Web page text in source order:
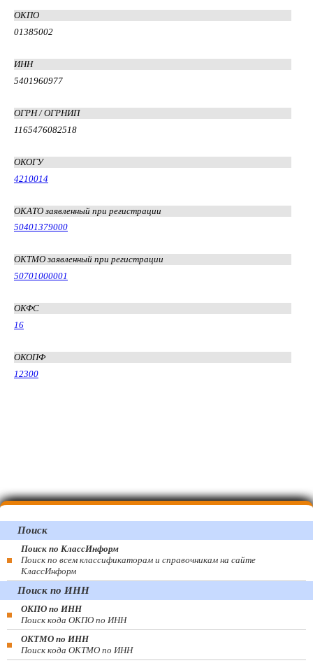
ОКПО
01385002
ИНН
5401960977
ОГРН / ОГРНИП
1165476082518
ОКОГУ
4210014
ОКАТО заявленный при регистрации
50401379000
ОКТМО заявленный при регистрации
50701000001
ОКФС
16
ОКОПФ
12300
Поиск
Поиск по КлассИнформ
Поиск по всем классификаторам и справочникам на сайте
КлассИнформ
Поиск по ИНН
ОКПО по ИНН
Поиск кода ОКПО по ИНН
ОКТМО по ИНН
Поиск кода ОКТМО по ИНН